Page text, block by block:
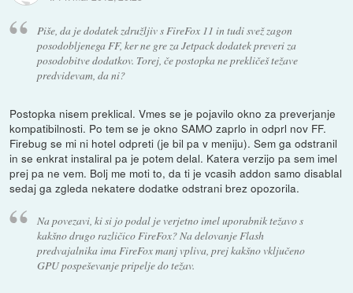
Piše, da je dodatek združljiv s FireFox 11 in tudi svež zagon
posodobljenega FF, ker ne gre za Jetpack dodatek preveri za
posodobitve dodatkov. Torej, če postopka ne prekličeš težave
predvidevam, da ni?
Postopka nisem preklical. Vmes se je pojavilo okno za preverjanje
kompatibilnosti. Po tem se je okno SAMO zaprlo in odprl nov FF.
Firebug se mi ni hotel odpreti (je bil pa v meniju). Sem ga odstranil
in se enkrat instaliral pa je potem delal. Katera verzijo pa sem imel
prej pa ne vem. Bolj me moti to, da ti je vcasih addon samo disablal
sedaj ga zgleda nekatere dodatke odstrani brez opozorila.
Na povezavi, ki si jo podal je verjetno imel uporabnik težavo s
kakšno drugo različico FireFox? Na delovanje Flash
predvajalnika ima FireFox manj vpliva, prej kakšno vključeno
GPU pospeševanje pripelje do težav.